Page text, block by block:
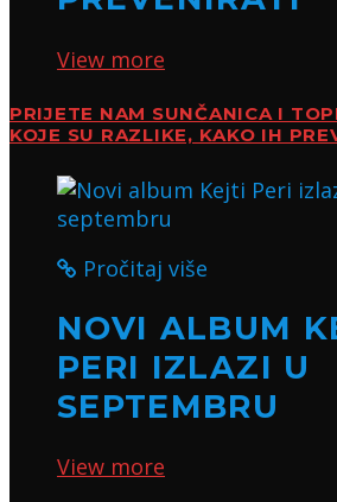
View more
PRIJETE NAM SUNČANICA I
KOJE SU RAZLIKE, KAKO IH
Pročitaj više
NOVI ALBUM
PERI IZLAZI U
SEPTEMBRU
View more